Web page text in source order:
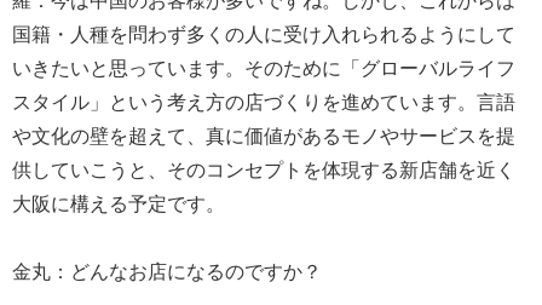
国籍・人種を問わず多くの人に受け入れられるようにして
いきたいと思っています。そのために「グローバルライフ
スタイル」という考え方の店づくりを進めています。言語
や文化の壁を超えて、真に価値があるモノやサービスを提
供していこうと、そのコンセプトを体現する新店舗を近く
大阪に構える予定です。
金丸：どんなお店になるのですか？